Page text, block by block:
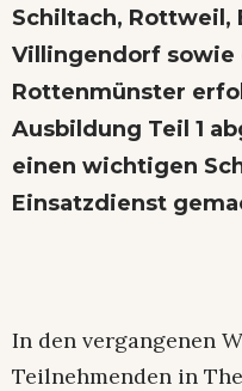
Schiltach, Rottweil,
Villingendorf
Rottenmünster
Ausbildung Teil 1
einen wichtigen
Einsatzdienst
In den vergangenen
Teilnehmenden in